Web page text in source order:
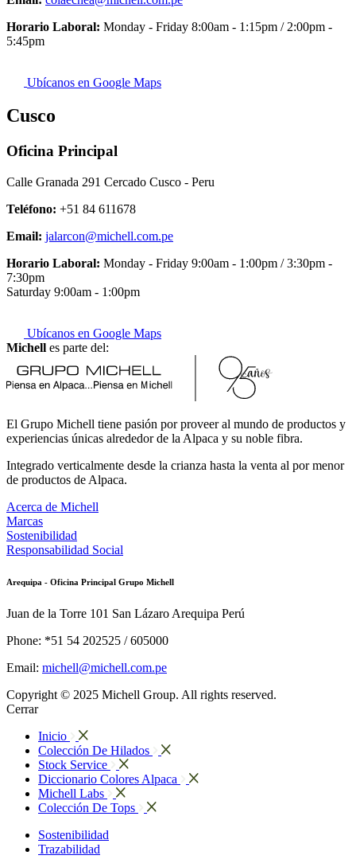
Horario Laboral: Monday - Friday 8:00am - 1:15pm / 2:00pm -
5:45pm
Ubícanos en Google Maps
Cusco
Oficina Principal
Calle Granada 291 Cercado Cusco - Peru
Teléfono: +51 84 611678
Email: jalarcon@michell.com.pe
Horario Laboral: Monday - Friday 9:00am - 1:00pm / 3:30pm -
7:30pm
Saturday 9:00am - 1:00pm
Ubícanos en Google Maps
Michell es parte del:
El Grupo Michell tiene pasión por proveer al mundo de productos y
experiencias únicas alrededor de la Alpaca y su noble fibra.
Integrado verticalmente desde la crianza hasta la venta al por menor
de productos de Alpaca.
Acerca de Michell
Marcas
Sostenibilidad
Responsabilidad Social
Arequipa - Oficina Principal Grupo Michell
Juan de la Torre 101 San Lázaro Arequipa Perú
Phone: *51 54 202525 / 605000
Email: michell@michell.com.pe
Copyright © 2025 Michell Group. All rights reserved.
Cerrar
Inicio
Colección De Hilados
Stock Service
Diccionario Colores Alpaca
Michell Labs
Colección De Tops
Sostenibilidad
Trazabilidad